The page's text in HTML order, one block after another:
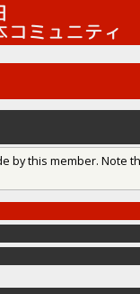
by this member. Note